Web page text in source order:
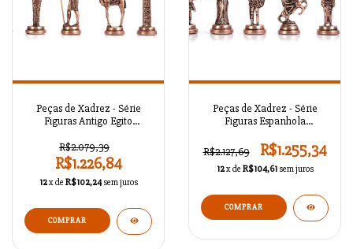
Peças de Xadrez - Série
Figuras Antigo Egito
R$2.079,39
R$1.226,84
12x de R$102,24 sem juros
COMPRAR
Peças de Xadrez - Série
Figuras Espanhola
R$2.127,69
R$1.255,34
12x de R$104,61 sem juros
COMPRAR